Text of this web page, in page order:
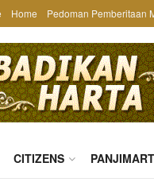
Home Pedoman Pemberitaan
CITIZENS PANJIMART